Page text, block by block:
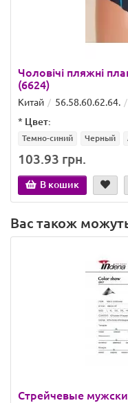
Чоловічі пляжні
(6624)
Китай 56.58.60.62.64.
* Цвет:
Темно-синий Черный
103.93 грн.
В кошик
Вас також
Стрейчевые